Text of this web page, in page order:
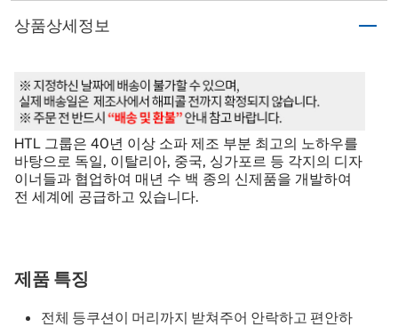
상품상세정보
HTL 그룹은 40년 이상 소파 제조 부분 최고의 노하우를
바탕으로 독일, 이탈리아, 중국, 싱가포르 등 각지의 디자
이너들과 협업하여 매년 수 백 종의 신제품을 개발하여
전 세계에 공급하고 있습니다.
제품 특징
전체 등쿠션이 머리까지 받쳐주어 안락하고 편안하